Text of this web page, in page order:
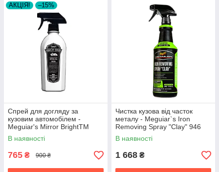
АКЦІЯ! –15%
Спрей для догляду за
кузовим автомобілем -
Meguiar's Mirror BrightTM
Spray Detailer 650 мл.
(MB0322EU)
В наявності
765 ₴ 900 ₴
Чистка кузова від часток
металу - Meguiar`s Iron
Removing Spray "Clay" 946
мл. (DRTU200232)
В наявності
1 668 ₴